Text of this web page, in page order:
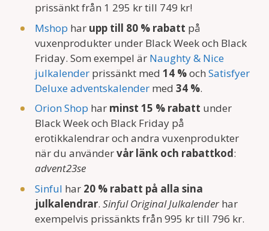
prissänkt från 1 295 kr till 749 kr!
Mshop har upp till 80 % rabatt på
vuxenprodukter under Black Week och Black
Friday. Som exempel är Naughty & Nice
julkalenderprissänkt med 14 %och Satisfyer
Deluxe adventskalendermed 34 %.
Orion Shop har minst 15 % rabatt under
Black Week och Black Friday på
erotikkalendrar och andra vuxenprodukter
när du användervår länk och rabattkod:
advent23se
Sinful har 20 % rabatt på alla sina
julkalendrar. Sinful Original Julkalenderhar
exempelvis prissänkts från 995 kr till 796 kr.